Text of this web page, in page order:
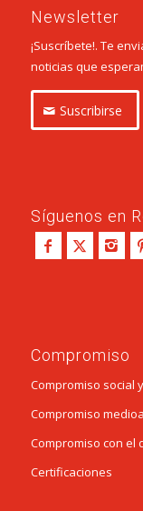
Newsletter
¡Suscríbete!. Te
noticias que
Suscribirse
Síguenos en
Compromiso
Compromiso social
Compromiso
Compromiso con el
Certificaciones